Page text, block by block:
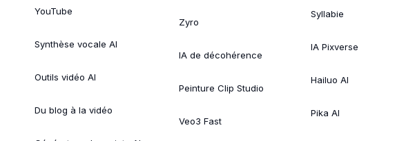
YouTube
Synthèse vocale AI
Outils vidéo AI
Du blog à la vidéo
Zyro
IA de décohérence
Peinture Clip Studio
Veo3 Fast
Syllabie
IA Pixverse
Hailuo AI
Pika AI